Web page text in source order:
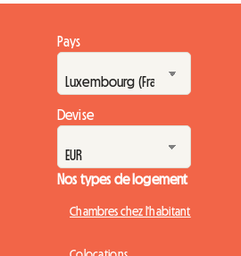
Pays
Devise
Nos types de logement
Chambres chez l'habitant